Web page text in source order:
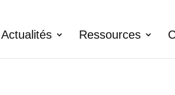
Actualités Ressources